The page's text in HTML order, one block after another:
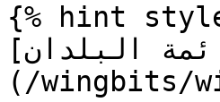
{% hint
البلدان]
(/wingbits/